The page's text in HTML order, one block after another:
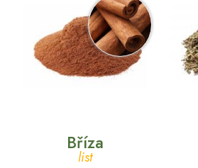
Bříza
list